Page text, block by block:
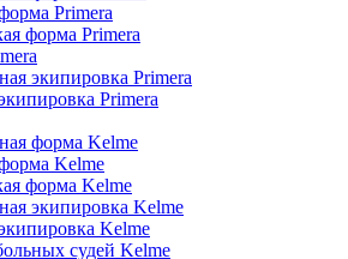
Primera
форма Primera
экипировка Primera
Primera
форма Kelme
Kelme
форма Kelme
экипировка Kelme
Kelme
судей Kelme